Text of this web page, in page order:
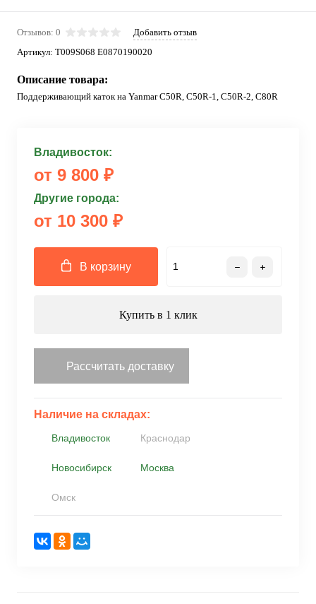
Отзывов: 0
Добавить отзыв
Артикул: T009S068 E0870190020
Описание товара:
Поддерживающий каток на Yanmar C50R, C50R-1, C50R-2, C80R
Владивосток:
от 9 800 ₽
Другие города:
от 10 300 ₽
В корзину
Купить в 1 клик
Рассчитать доставку
Наличие на складах:
Владивосток Краснодар
Новосибирск Москва
Омск